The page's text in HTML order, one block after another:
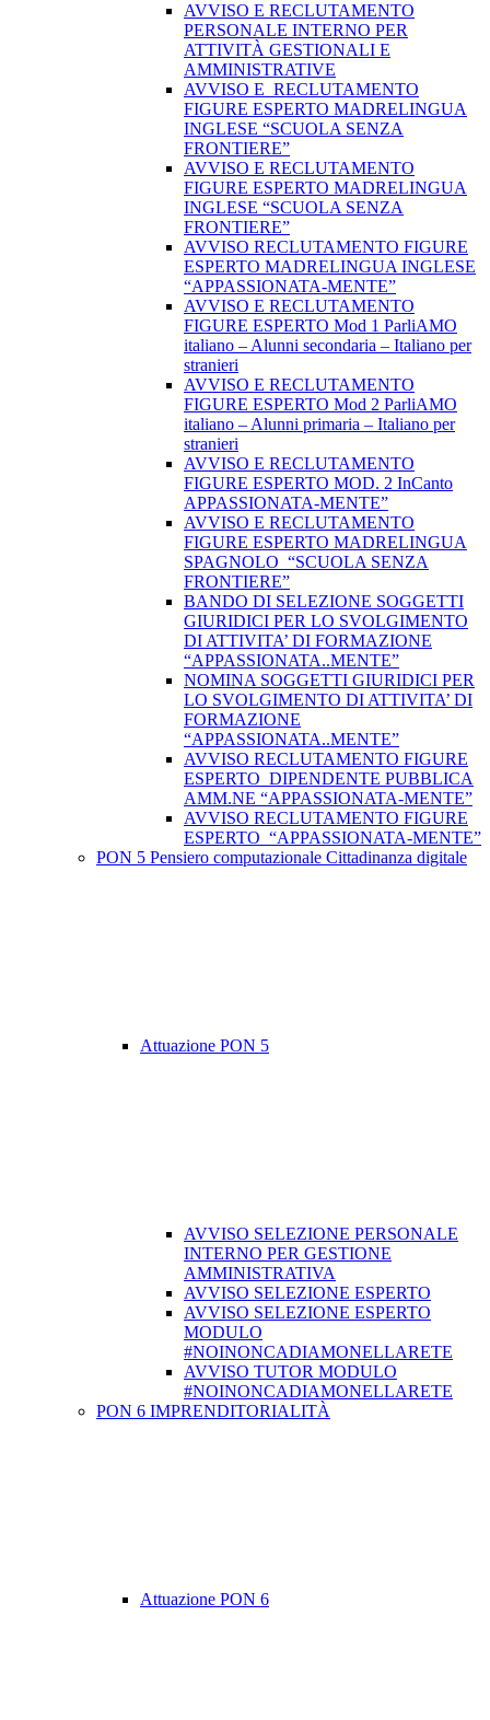
AVVISO E RECLUTAMENTO
PERSONALE INTERNO PER
ATTIVITÀ GESTIONALI E
AMMINISTRATIVE
AVVISO E RECLUTAMENTO
FIGURE ESPERTO MADRELINGUA
INGLESE “SCUOLA SENZA
FRONTIERE”
AVVISO E RECLUTAMENTO
FIGURE ESPERTO MADRELINGUA
INGLESE “SCUOLA SENZA
FRONTIERE”
AVVISO RECLUTAMENTO FIGURE
ESPERTO MADRELINGUA INGLESE
“APPASSIONATA-MENTE”
AVVISO E RECLUTAMENTO
FIGURE ESPERTO Mod 1 ParliAMO
italiano – Alunni secondaria – Italiano per
stranieri
AVVISO E RECLUTAMENTO
FIGURE ESPERTO Mod 2 ParliAMO
italiano – Alunni primaria – Italiano per
stranieri
AVVISO E RECLUTAMENTO
FIGURE ESPERTO MOD. 2 InCanto
APPASSIONATA-MENTE”
AVVISO E RECLUTAMENTO
FIGURE ESPERTO MADRELINGUA
SPAGNOLO “SCUOLA SENZA
FRONTIERE”
BANDO DI SELEZIONE SOGGETTI
GIURIDICI PER LO SVOLGIMENTO
DI ATTIVITA’ DI FORMAZIONE
“APPASSIONATA..MENTE”
NOMINA SOGGETTI GIURIDICI PER
LO SVOLGIMENTO DI ATTIVITA’ DI
FORMAZIONE
“APPASSIONATA..MENTE”
AVVISO RECLUTAMENTO FIGURE
ESPERTO DIPENDENTE PUBBLICA
AMM.NE “APPASSIONATA-MENTE”
AVVISO RECLUTAMENTO FIGURE
ESPERTO “APPASSIONATA-MENTE”
PON 5 Pensiero computazionale Cittadinanza digitale
Attuazione PON 5
AVVISO SELEZIONE PERSONALE
INTERNO PER GESTIONE
AMMINISTRATIVA
AVVISO SELEZIONE ESPERTO
AVVISO SELEZIONE ESPERTO
MODULO
#NOINONCADIAMONELLARETE
AVVISO TUTOR MODULO
#NOINONCADIAMONELLARETE
PON 6 IMPRENDITORIALITÀ
Attuazione PON 6